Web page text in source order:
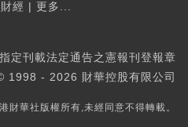
經 | 更多...
定刊載法定通告之憲報刊登報章
1998 - 2026 財華控股有限公司
財華社版權所有,未經同意不得轉載。